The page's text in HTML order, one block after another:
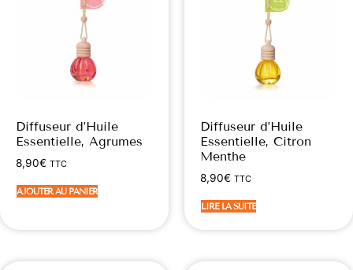
Diffuseur d’Huile
Essentielle, Agrumes
8,90€ TTC
AJOUTER AU PANIER
Diffuseur d’Huile
Essentielle, Citron
Menthe
8,90€ TTC
LIRE LA SUITE